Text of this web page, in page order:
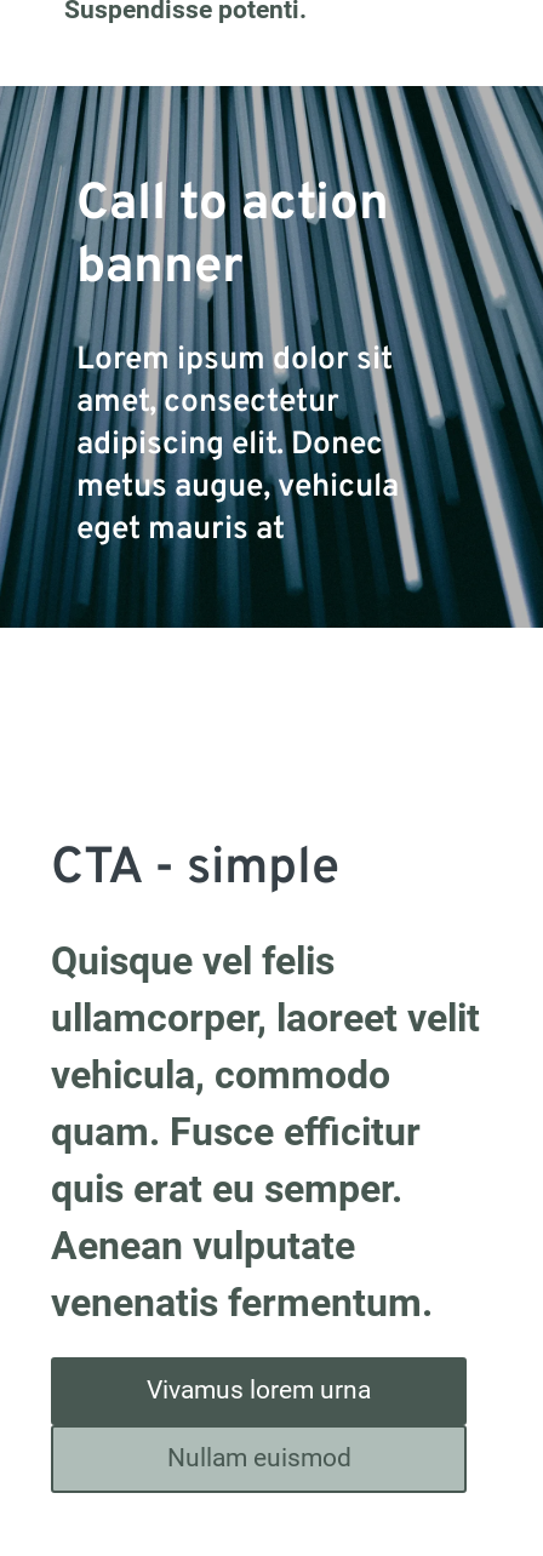
Suspendisse potenti.
Call to action
banner
Lorem ipsum dolor sit
amet, consectetur
adipiscing elit. Donec
metus augue, vehicula
eget mauris at
CTA - simple
Quisque vel felis
ullamcorper, laoreet velit
vehicula, commodo
quam. Fusce efficitur
quis erat eu semper.
Aenean vulputate
venenatis fermentum.
Vivamus lorem urna
Nullam euismod